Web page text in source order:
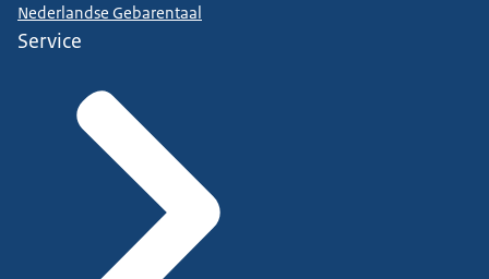
Nederlandse Gebarentaal
Service